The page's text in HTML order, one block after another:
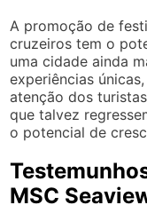
A promoção de
cruzeiros tem o
uma cidade ainda
experiências
atenção dos
que talvez
o potencial de
MSC